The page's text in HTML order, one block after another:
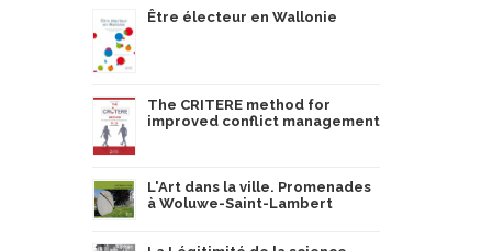
Être électeur en Wallonie
The CRITERE method for
improved conflict management
L'Art dans la ville. Promenades
à Woluwe-Saint-Lambert